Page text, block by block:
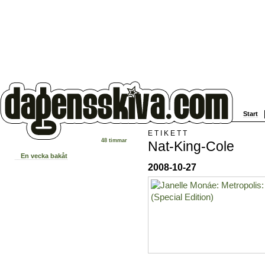
Start
48 timmar
En vecka bakåt
ETIKETT
Nat-King-Cole
2008-10-27